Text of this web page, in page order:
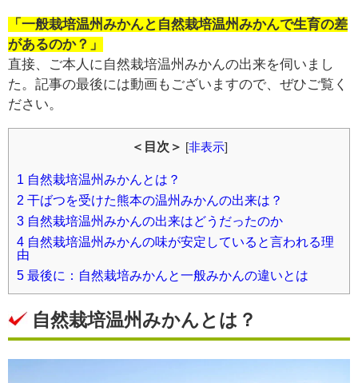
「一般栽培温州みかんと自然栽培温州みかんで生育の差
があるのか？」
直接、ご本人に自然栽培温州みかんの出来を伺いまし
た。記事の最後には動画もございますので、ぜひご覧く
ださい。
＜目次＞ [非表示]
1 自然栽培温州みかんとは？
2 干ばつを受けた熊本の温州みかんの出来は？
3 自然栽培温州みかんの出来はどうだったのか
4 自然栽培温州みかんの味が安定していると言われる理
由
5 最後に：自然栽培みかんと一般みかんの違いとは
自然栽培温州みかんとは？